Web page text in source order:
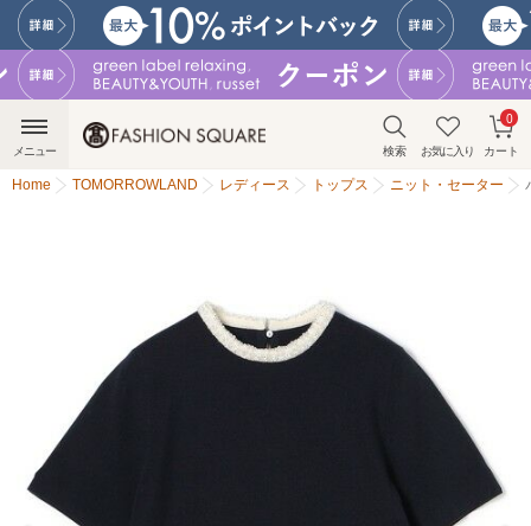
検索 お気に入り カート
0
メニュー
Home TOMORROWLAND レディース トップス ニット・セーター